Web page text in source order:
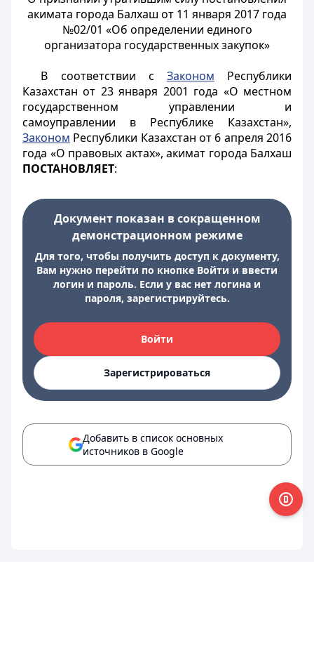
акимата города Балхаш от 11 января 2017 года
№02/01 «Об определении единого
организатора государственных закупок»
В соответствии с Законом Республики
Казахстан от 23 января 2001 года «О местном
государственном управлении и
самоуправлении в Республике Казахстан»,
Законом Республики Казахстан от 6 апреля 2016
года «О правовых актах», акимат города Балхаш
ПОСТАНОВЛЯЕТ:
Документ показан в сокращенном
демонстрационном режиме
Для того, чтобы получить доступ к документу,
Вам нужно перейти по кнопке Войти и ввести
логин и пароль. Если у вас нет логина и
пароля, зарегистрируйтесь.
Войти
Зарегистрироваться
Добавить в список основных
источников в Google